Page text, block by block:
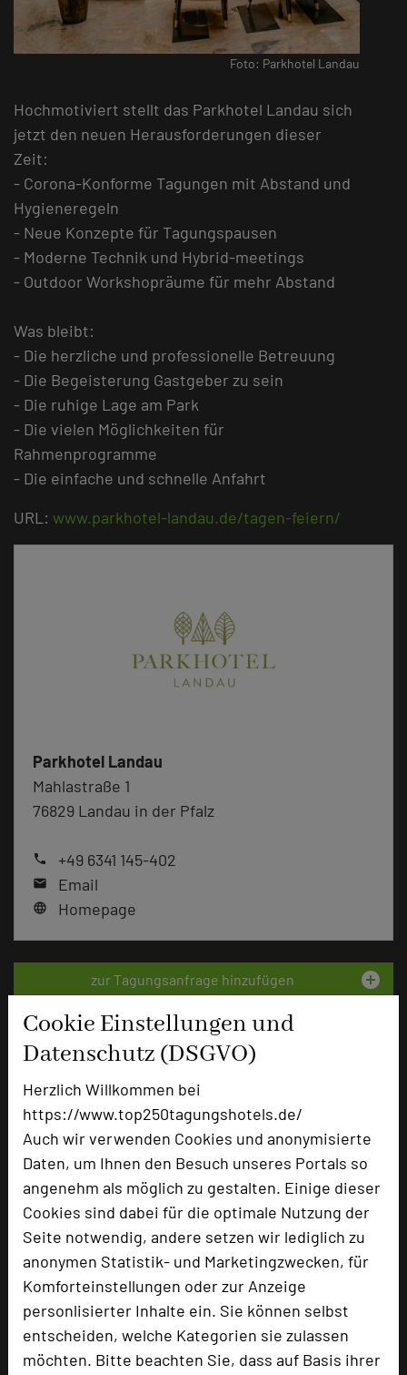
Cookie Einstellungen und
Datenschutz (DSGVO)
Herzlich Willkommen bei
https://www.top250tagungshotels.de/
Auch wir verwenden Cookies und anonymisierte
Daten, um Ihnen den Besuch unseres Portals so
angenehm als möglich zu gestalten. Einige dieser
Cookies sind dabei für die optimale Nutzung der
Seite notwendig, andere setzen wir lediglich zu
anonymen Statistik- und Marketingzwecken, für
Komforteinstellungen oder zur Anzeige
personlisierter Inhalte ein. Sie können selbst
entscheiden, welche Kategorien sie zulassen
möchten. Bitte beachten Sie, dass auf Basis ihrer
Foto: Parkhotel Landau
Hochmotiviert stellt das Parkhotel Landau sich
jetzt den neuen Herausforderungen dieser
Zeit:
- Corona-Konforme Tagungen mit Abstand und
Hygieneregeln
- Neue Konzepte für Tagungspausen
- Moderne Technik und Hybrid-meetings
- Outdoor Workshopräume für mehr Abstand
Was bleibt:
- Die herzliche und professionelle Betreuung
- Die Begeisterung Gastgeber zu sein
- Die ruhige Lage am Park
- Die vielen Möglichkeiten für
Rahmenprogramme
- Die einfache und schnelle Anfahrt
URL: www.parkhotel-landau.de/tagen-feiern/
Parkhotel Landau
Mahlastraße 1
76829 Landau in der Pfalz
phone +49 6341 145-402
mail Email
language Homepage
zur Tagungsanfrage hinzufügen add_circle
Bewertung
Tagungsleiter
Tagungsteilnehmer
Hotel bewerten
Hoteldaten
Max. Tagungskapazität (Personen)